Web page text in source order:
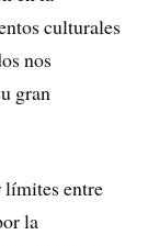
culturales
nos
gran
límites entre
la